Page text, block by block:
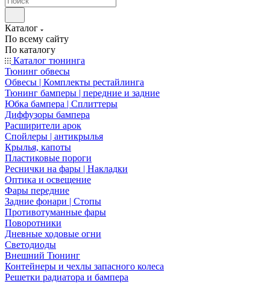
Каталог
По всему сайту
По каталогу
Каталог тюнинга
Тюнинг обвесы
Обвесы | Комплекты рестайлинга
Тюнинг бамперы | передние и задние
Юбка бампера | Сплиттеры
Диффузоры бампера
Расширители арок
Спойлеры | антикрылья
Крылья, капоты
Пластиковые пороги
Реснички на фары | Накладки
Оптика и освещение
Фары передние
Задние фонари | Стопы
Противотуманные фары
Поворотники
Дневные ходовые огни
Светодиоды
Внешний Тюнинг
Контейнеры и чехлы запасного колеса
Решетки радиатора и бампера